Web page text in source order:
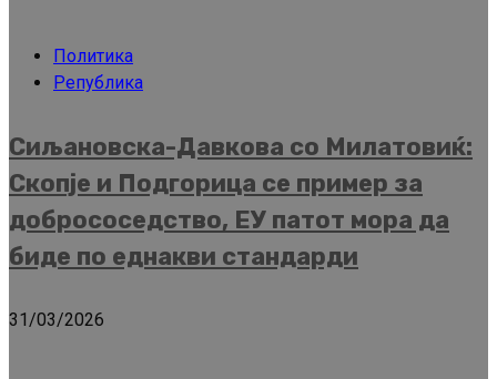
Политика
Република
Сиљановска-Давкова со Милатовиќ:
Скопје и Подгорица се пример за
добрососедство, ЕУ патот мора да
биде по еднакви стандарди
31/03/2026